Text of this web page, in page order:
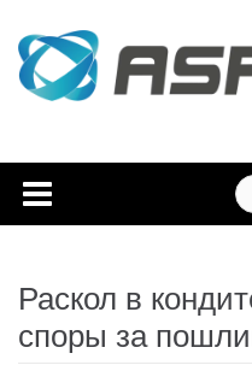
content
Раскол в
споры за